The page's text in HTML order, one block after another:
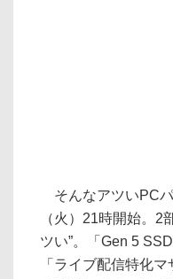
そんなアツいPCパ
（火）21時開始。2
ツい”。「Gen 5
「ライブ配信特化